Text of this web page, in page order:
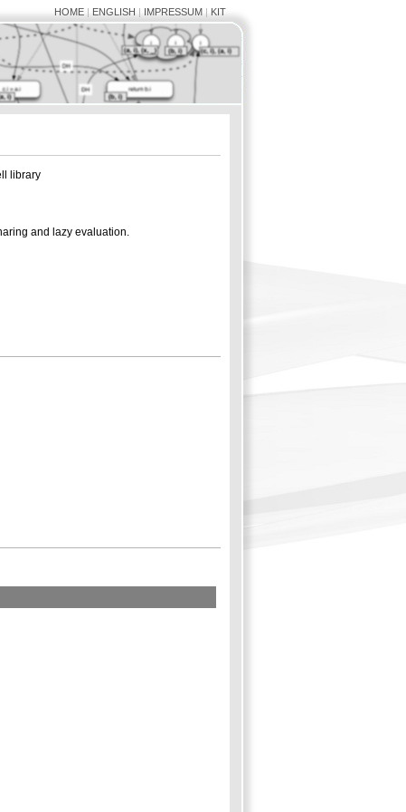
HOME| ENGLISH | IMPRESSUM| KIT
library
and lazy evaluation.